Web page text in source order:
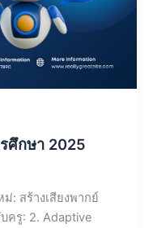
ศึกษา 2025
: สร้างเสียงพากย์
ครู: 2. Adaptive